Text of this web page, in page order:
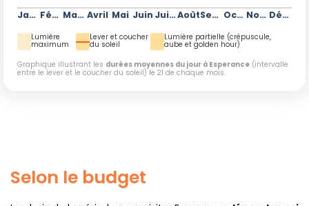
Janvier Février Mars Avril Mai Juin JuilletAoût Septembre Octobre Novembre Décembre
Lumière
maximum
Lever et coucher
du soleil
Lumière partielle (crépuscule,
aube et golden hour)
Graphique illustrant les durées moyennes du jour à Esperance (intervalle
entre le lever et le coucher du soleil) le 21 de chaque mois.
Selon le budget